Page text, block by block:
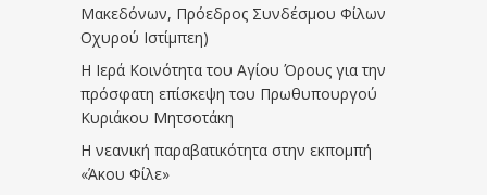
Μακεδόνων, Πρόεδρος Συνδέσμου Φίλων
Οχυρού Ιστίμπεη)
Η Ιερά Κοινότητα του Αγίου Όρους για την
πρόσφατη επίσκεψη του Πρωθυπουργού
Κυριάκου Μητσοτάκη
Η νεανική παραβατικότητα στην εκπομπή
«Άκου Φίλε»